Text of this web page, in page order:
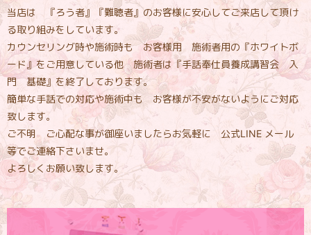
当店は 『ろう者』『難聴者』のお客様に安心してご来店して頂け
る取り組みをしています。
カウンセリング時や施術時も お客様用 施術者用の『ホワイトボ
ード』をご用意している他 施術者は『手話奉仕員養成講習会 入
門 基礎』を終了しております。
簡単な手話での対応や施術中も お客様が不安がないようにご対応
致します。
ご不明 ご心配な事が御座いましたらお気軽に 公式LINE メール
等でご連絡下さいませ。
よろしくお願い致します。